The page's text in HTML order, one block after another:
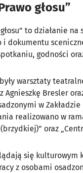
głosu”
to działanie
i dokumentu
godności
warsztaty
Agnieszkę Bresler
w Zakładzie
realizowano w
(brzydkiej)” oraz
się kulturowym
z osobami